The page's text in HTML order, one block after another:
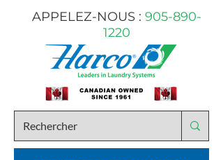
APPELEZ-NOUS : 905-890-
1220